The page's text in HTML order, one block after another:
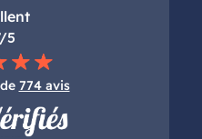
5
774 avis